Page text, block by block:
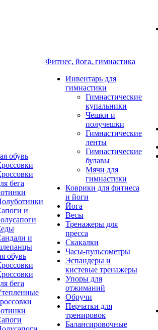
обувь
бега
и
и
обувь
бега
Фитнес, йога, гимнастика
Инвентарь для
гимнастики
Гимнастические
купальники
Чешки и
получешки
Гимнастические
ленты
Гимнастические
булавы
Мячи для
гимнастики
Коврики для фитнеса
и йоги
Йога
Весы
Тренажеры для
пресса
Скакалки
Часы-пульсометры
Эспандеры и
кистевые тренажеры
Упоры для
отжиманий
Обручи
Перчатки для
тренировок
Балансировочные